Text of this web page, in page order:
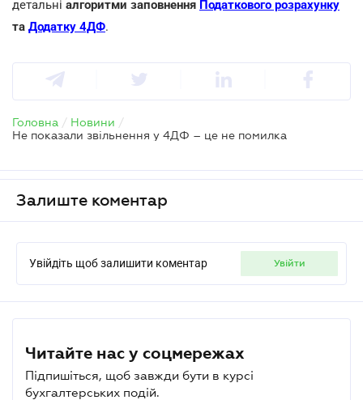
детальні алгоритми заповнення Податкового розрахунку
та Додатку 4ДФ.
Головна / Новини /
Не показали звільнення у 4ДФ – це не помилка
Залиште коментар
Увійдіть щоб залишити коментар увійти
Читайте нас у соцмережах
Підпишіться, щоб завжди бути в курсі
бухгалтерських подій.